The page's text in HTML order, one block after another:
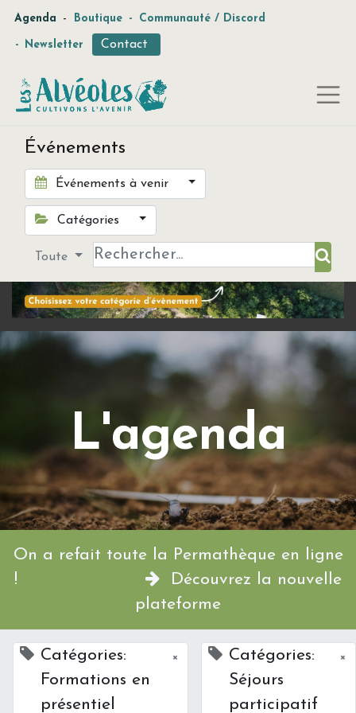
Agenda - Boutique - Communauté / Discord
- Newsletter Contact
Événements
Événements à venir
Catégories
Toute
L'agenda
On a refait toute la Permathèque en ligne
!
Découvrez la nouvelle
plateforme
Catégories:
Formations en
présentiel
×
Catégories:
Séjours
participatif
×